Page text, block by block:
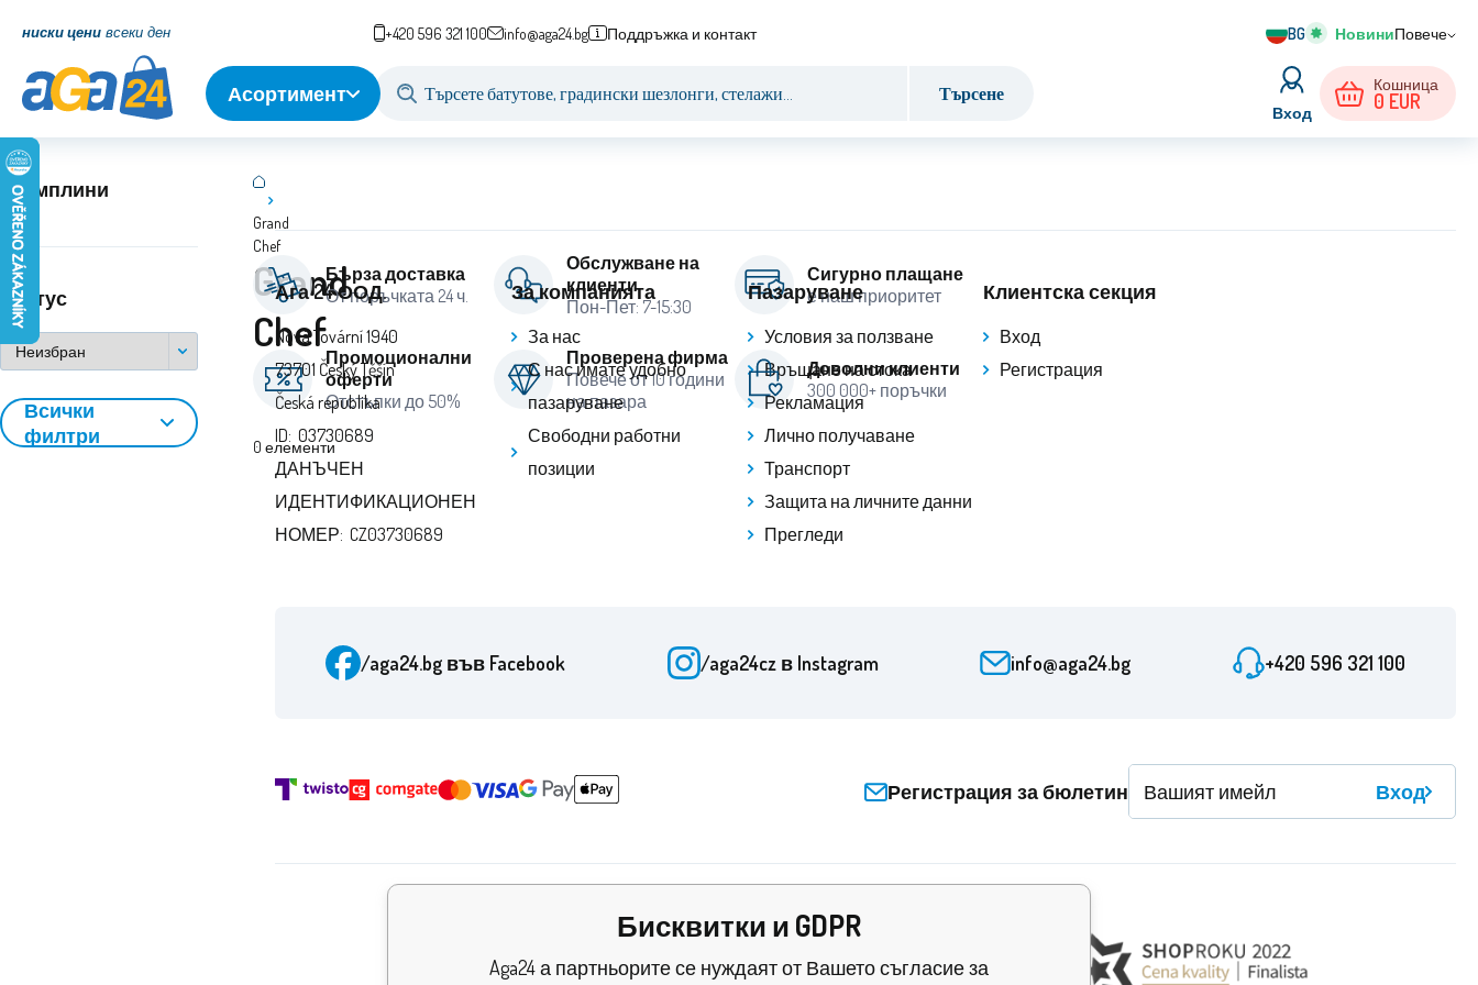
ниски цени всеки ден BG Повече
+420 596 321 100 info@aga24.bg Поддръжка и контакт
Асортимент Търсене
Вход
Кошница
0 EUR
Трамплини
Статус
Всички
филтри
Grand
Chef
Grand
Chef
0 елементи
Бърза доставка
От поръчката 24 ч.
Обслужване на
клиенти
Пон-Пет: 7-15:30
Сигурно плащане
е наш приоритет
Промоционални
оферти
Отстъпки до 50%
Проверена фирма
Повече от 10 години
на пазара
Доволни клиенти
300 000+ поръчки
Ага 24 ООД.
Nová Tovární 1940
73701 Český Těšín
Česká republika
ID: 03730689
ДАНЪЧЕН
ИДЕНТИФИКАЦИОНЕН
НОМЕР: CZ03730689
За компанията
За нас
С нас имате удобно
пазаруване
Свободни работни
позиции
Пазаруване
Условия за ползване
Връщане на стока
Рекламация
Лично получаване
Транспорт
Защита на личните данни
Прегледи
Клиентска секция
Вход
Регистрация
/aga24.bg във Facebook /aga24cz в Instagram info@aga24.bg +420 596 321 100
Регистрация за бюлетин Вход
Награди и сертификати
Бисквитки и GDPR
Aga24 а партньорите се нуждаят от Вашето съгласие за